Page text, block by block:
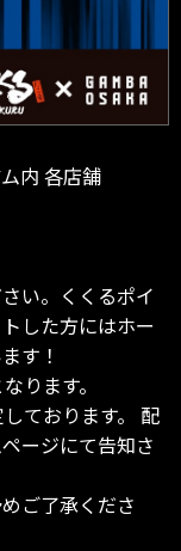
内 各店舗
い。くくるポイ
した方にはホー
す！
ります。
ております。 配
ージにて告知さ
ご了承くださ